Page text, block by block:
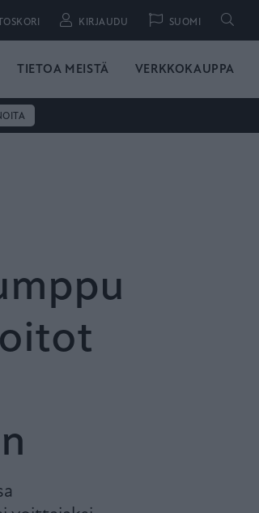
KIRJAUDU SUOMI Hae
TIETOA MEISTÄ VERKKOKAUPPA